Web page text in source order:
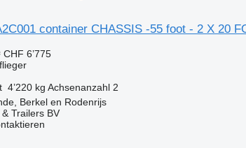
container CHASSIS -55 foot - 2 X 20
CHF 6’775
4’220 kg Achsenanzahl 2
Berkel en Rodenrijs
Trailers BV